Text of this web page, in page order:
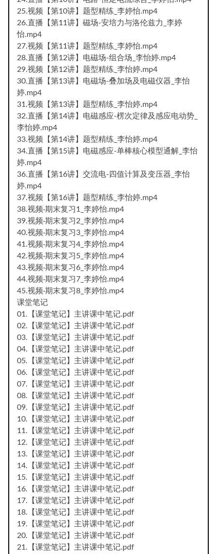
25.视频【第10讲】题型精练_李婷怡.mp4
26.直播【第11讲】磁场-安培力与洛伦兹力_李婷
怡.mp4
27.视频【第11讲】题型精练_李婷怡.mp4
28.直播【第12讲】电磁场-组合场_李怡婷.mp4
29.视频【第12讲】题型精练_李怡婷.mp4
30.直播【第13讲】电磁场-叠加场及电磁仪器_李怡
婷.mp4
31.视频【第13讲】题型精练_李怡婷.mp4
32.直播【第14讲】电磁感应-楞次定律及感应电动势_
李怡婷.mp4
33.视频【第14讲】题型精练_李怡婷.mp4
34.直播【第15讲】电磁感应-单棒核心模型通解_李怡
婷.mp4
36.直播【第16讲】交流电-四值计算及变压器_李怡
婷.mp4
37.视频【第16讲】题型精练_李怡婷.mp4
38.视频·期末复习1_李婷怡.mp4
39.视频·期末复习2_李婷怡.mp4
40.视频·期末复习3_李婷怡.mp4
41.视频·期末复习4_李婷怡.mp4
42.视频·期末复习5_李婷怡.mp4
43.视频·期末复习6_李婷怡.mp4
44.视频·期末复习7_李婷怡.mp4
45.视频·期末复习8_李婷怡.mp4
课堂笔记
01.【课堂笔记】主讲课中笔记.pdf
02.【课堂笔记】主讲课中笔记.pdf
03.【课堂笔记】主讲课中笔记.pdf
04.【课堂笔记】主讲课中笔记.pdf
05.【课堂笔记】主讲课中笔记.pdf
06.【课堂笔记】主讲课中笔记.pdf
07.【课堂笔记】主讲课中笔记.pdf
08.【课堂笔记】主讲课中笔记.pdf
09.【课堂笔记】主讲课中笔记.pdf
10.【课堂笔记】主讲课中笔记.pdf
11.【课堂笔记】主讲课中笔记.pdf
12.【课堂笔记】主讲课中笔记.pdf
13.【课堂笔记】主讲课中笔记.pdf
14.【课堂笔记】主讲课中笔记.pdf
15.【课堂笔记】主讲课中笔记.pdf
16.【课堂笔记】主讲课中笔记.pdf
17.【课堂笔记】主讲课中笔记.pdf
18.【课堂笔记】主讲课中笔记.pdf
19.【课堂笔记】主讲课中笔记.pdf
20.【课堂笔记】主讲课中笔记.pdf
21.【课堂笔记】主讲课中笔记.pdf